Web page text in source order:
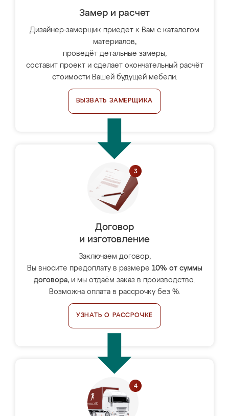
Замер и расчет
Дизайнер-замерщик приедет к Вам с каталогом
материалов,
проведёт детальные замеры,
составит проект и сделает окончательный расчёт
стоимости Вашей будущей мебели.
ВЫЗВАТЬ ЗАМЕРЩИКА
Договор
и изготовление
Заключаем договор,
Вы вносите предоплату в размере 10% от суммы
договора, и мы отдаём заказ в производство.
Возможна оплата в рассрочку без %.
УЗНАТЬ О РАССРОЧКЕ